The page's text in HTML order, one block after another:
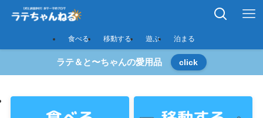
食べる 移動する 遊ぶ 泊まる
ラテ＆と〜ちゃんの愛用品 click